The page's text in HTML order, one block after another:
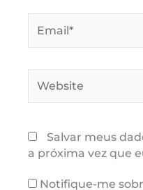
Salvar meus
a próxima vez que
Notifique-me